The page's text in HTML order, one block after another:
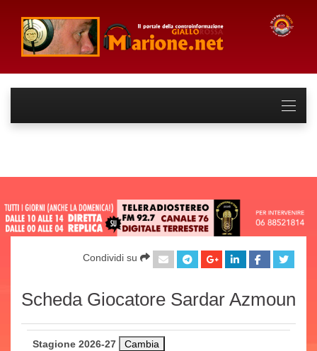
Condividi su
Scheda Giocatore Sardar Azmoun
Stagione 2026-27